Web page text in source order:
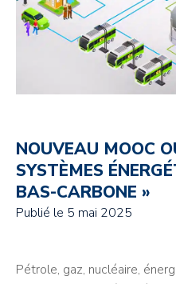
NOUVEAU MOOC
SYSTÈMES
BAS-CARBONE »
Publié le 5 mai 2025
Pétrole, gaz, nucléaire,